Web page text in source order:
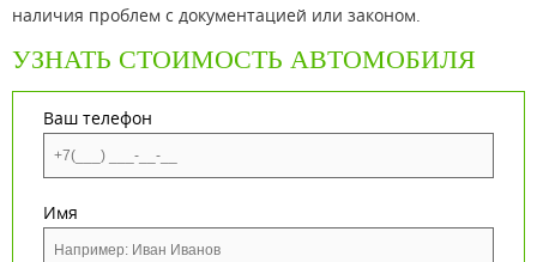
наличия проблем с документацией или законом.
УЗНАТЬ СТОИМОСТЬ АВТОМОБИЛЯ
Ваш телефон
Имя